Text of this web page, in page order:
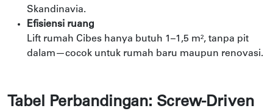
Skandinavia.
Efisiensi ruang
Lift rumah Cibes hanya butuh 1–1,5 m², tanpa pit
dalam—cocok untuk rumah baru maupun renovasi.
Tabel Perbandingan: Screw-Driven